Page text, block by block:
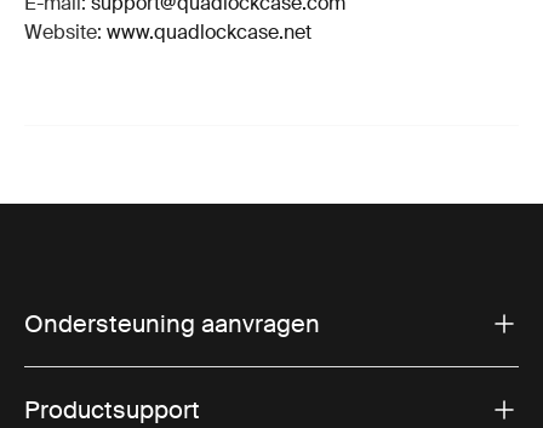
Website: www.quadlockcase.net
Ondersteuning aanvragen
Productsupport